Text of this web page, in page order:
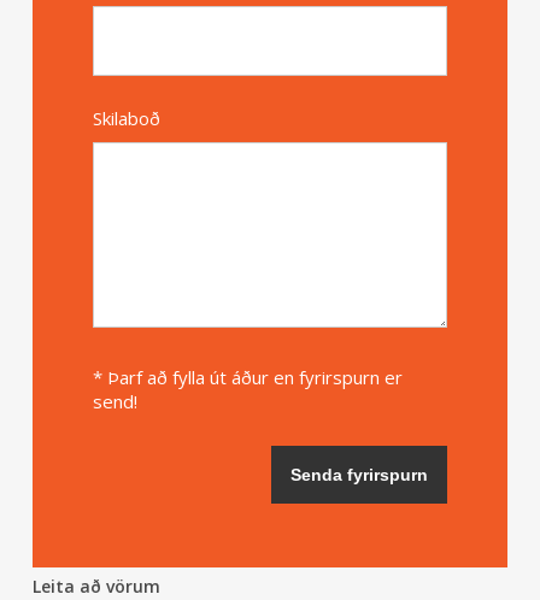
Skilaboð
* Þarf að fylla út áður en fyrirspurn er
send!
Leita að vörum